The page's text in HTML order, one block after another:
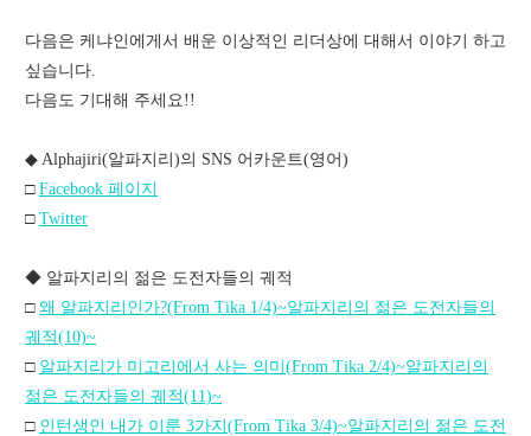
다음은 케냐인에게서 배운 이상적인 리더상에 대해서 이야기 하고
싶습니다.
다음도 기대해 주세요!!
◆ Alphajiri(알파지리)의 SNS 어카운트(영어)
□ Facebook 페이지
□ Twitter
◆ 알파지리의 젊은 도전자들의 궤적
□ 왜 알파지리인가?(From Tika 1/4)~알파지리의 젊은 도전자들의
궤적(10)~
□ 알파지리가 미고리에서 사는 의미(From Tika 2/4)~알파지리의
젊은 도전자들의 궤적(11)~
□ 인턴생인 내가 이룬 3가지(From Tika 3/4)~알파지리의 젊은 도전